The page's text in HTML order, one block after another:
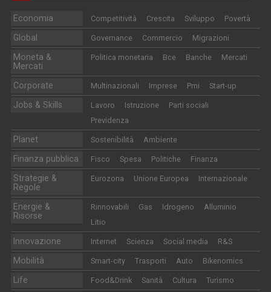
Economia Competitività Crescita Sviluppo Povertà
Global Governance Commercio Migrazioni
Moneta &
Mercati
Politica monetaria Bce Banche Mercati
Corporate Multinazionali Imprese Pmi Start-up
Jobs & Skills Lavoro Istruzione
Parti sociali
Previdenza
Planet Sostenibilità Ambiente
Finanza pubblica Fisco Spesa Politiche Finanza
Strategie &
Regole
Eurozona Unione Europea Internazionale
Energie &
Risorse
Rinnovabili Gas Idrogeno
Alluminio
Litio
Innovazione Internet Scienza Social media R&S
Mobilità Smart-city Trasporti Auto Bikenomics
Life Food&Drink Sanità Cultura Turismo